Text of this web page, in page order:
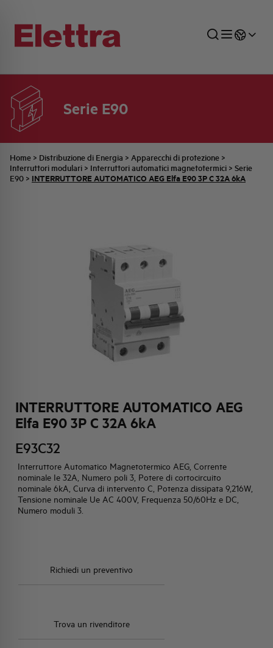
Serie E90
Home > Distribuzione di Energia > Apparecchi di protezione >
Interruttori modulari > Interruttori automatici magnetotermici > Serie
E90 > INTERRUTTORE AUTOMATICO AEG Elfa E90 3P C 32A 6kA
INTERRUTTORE AUTOMATICO AEG
Elfa E90 3P C 32A 6kA
E93C32
Interruttore Automatico Magnetotermico AEG, Corrente
nominale Ie 32A, Numero poli 3, Potere di cortocircuito
nominale 6kA, Curva di intervento C, Potenza dissipata 9,216W,
Tensione nominale Ue AC 400V, Frequenza 50/60Hz e DC,
Numero moduli 3.
Richiedi un preventivo
Trova un rivenditore
SETTORI
INDUSTRIALE
DISTRIBUZIONE DI ENERGIA
AUTOMAZIONE INDUSTRIALE
RETE COMMERCIALE
UFFICIO TECNICO
PREVENTIVAZIONE
COMMESSE QUADRI
AZIENDA
FAMIGLIA BELLINI
IDENTITÀ AZIENDALE
ATTIVITÀ E MERCATI
TUTTE LE NEWS
ULTIME NOTIZIE ISTITUZIONALI
JOB CAREERS
PARTNER